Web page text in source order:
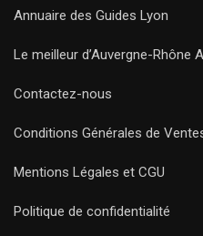
Annuaire des Guides Lyon
Le meilleur d’Auvergne-Rhône
Contactez-nous
Conditions Générales de
Mentions Légales et CGU
Politique de confidentialité